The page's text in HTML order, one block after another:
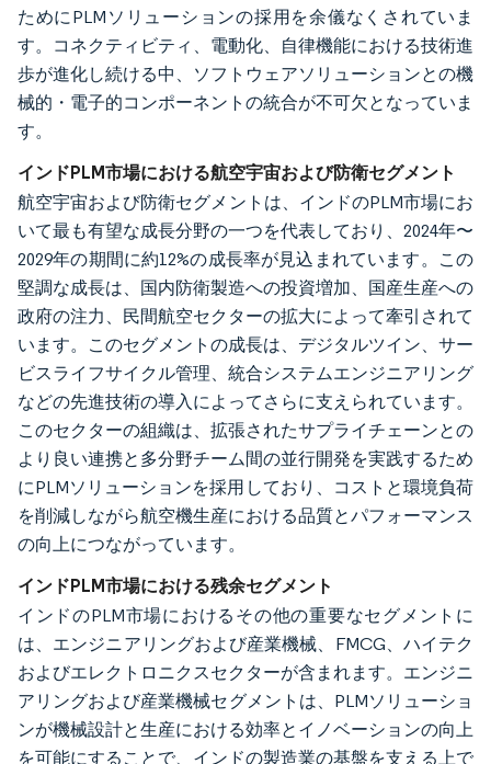
ためにPLMソリューションの採用を余儀なくされていま
す。コネクティビティ、電動化、自律機能における技術進
歩が進化し続ける中、ソフトウェアソリューションとの機
械的・電子的コンポーネントの統合が不可欠となっていま
す。
インドPLM市場における航空宇宙および防衛セグメント
航空宇宙および防衛セグメントは、インドのPLM市場にお
いて最も有望な成長分野の一つを代表しており、2024年〜
2029年の期間に約12%の成長率が見込まれています。この
堅調な成長は、国内防衛製造への投資増加、国産生産への
政府の注力、民間航空セクターの拡大によって牽引されて
います。このセグメントの成長は、デジタルツイン、サー
ビスライフサイクル管理、統合システムエンジニアリング
などの先進技術の導入によってさらに支えられています。
このセクターの組織は、拡張されたサプライチェーンとの
より良い連携と多分野チーム間の並行開発を実践するため
にPLMソリューションを採用しており、コストと環境負荷
を削減しながら航空機生産における品質とパフォーマンス
の向上につながっています。
インドPLM市場における残余セグメント
インドのPLM市場におけるその他の重要なセグメントに
は、エンジニアリングおよび産業機械、FMCG、ハイテク
およびエレクトロニクスセクターが含まれます。エンジニ
アリングおよび産業機械セグメントは、PLMソリューショ
ンが機械設計と生産における効率とイノベーションの向上
を可能にすることで、インドの製造業の基盤を支える上で